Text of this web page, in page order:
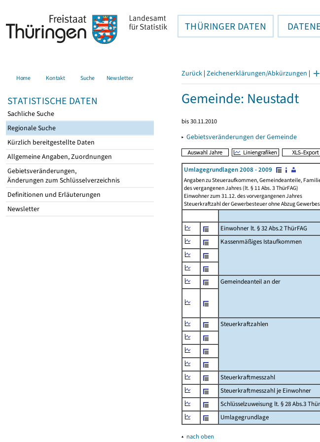
THÜRINGER DATEN
Home Kontakt Suche Newsletter
STATISTISCHE DATEN
Sachliche Suche
Regionale Suche
Kürzlich bereitgestellte Daten
Allgemeine Angaben, Zuordnungen
Gebietsveränderungen,
Änderungen zum Schlüsselverzeichnis
Definitionen und Erläuterungen
Newsletter
Zurück | Zeichenerklärungen/Abkürzungen |
Gemeinde: Neustadt
bis 30.11.2010
▸ Gebietsveränderungen der Gemeinde
Umlagegrundlagen 2008 - 2009
Angaben zu Steueraufkommen, Gemeindeanteile,
des vergangenen Jahres (lt. § 11 Abs. 3 ThürFAG)
Einwohner zum 31.12. des vorvergangenen Jahres
Steuerkraftzahl der Gewerbesteuer ohne Abzug
Einwohner lt. § 32 Abs.2 ThürFAG
Kassenmäßiges Istaufkommen
Gemeindeanteil an der
Steuerkraftzahlen
Steuerkraftmesszahl
Steuerkraftmesszahl je Einwohner
Schlüsselzuweisung lt. § 28 Abs.3
Umlagegrundlage
▴ nach oben